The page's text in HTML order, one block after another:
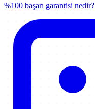
%100 başarı garantisi nedir?